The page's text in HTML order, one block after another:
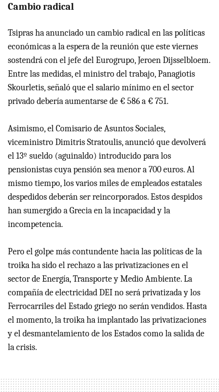
Cambio radical
Tsipras ha anunciado un cambio radical en las políticas
económicas a la espera de la reunión que este viernes
sostendrá con el jefe del Eurogrupo, Jeroen Dijsselbloem.
Entre las medidas, el ministro del trabajo, Panagiotis
Skourletis, señaló que el salario mínimo en el sector
privado debería aumentarse de € 586 a € 751.
Asimismo, el Comisario de Asuntos Sociales,
viceministro Dimitris Stratoulis, anunció que devolverá
el 13º sueldo (aguinaldo) introducido para los
pensionistas cuya pensión sea menor a 700 euros. Al
mismo tiempo, los varios miles de empleados estatales
despedidos deberán ser reincorporados. Estos despidos
han sumergido a Grecia en la incapacidad y la
incompetencia.
Pero el golpe más contundente hacia las políticas de la
troika ha sido el rechazo a las privatizaciones en el
sector de Energía, Transporte y Medio Ambiente. La
compañía de electricidad DEI no será privatizada y los
Ferrocarriles del Estado griego no serán vendidos. Hasta
el momento, la troika ha implantado las privatizaciones
y el desmantelamiento de los Estados como la salida de
la crisis.